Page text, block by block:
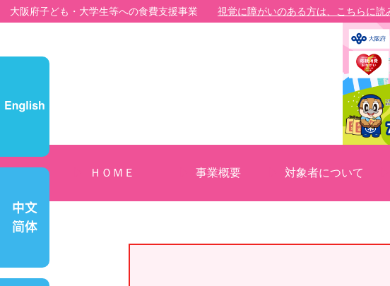
大阪府子ども・大学生等への食費支援事業 視覚に障がいのある方は、こちらに
ＨＯＭＥ 事業概要 対象者について